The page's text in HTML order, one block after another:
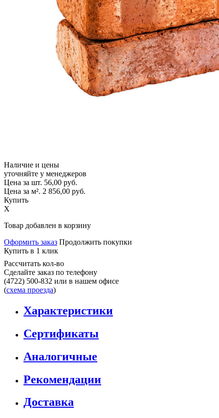
Наличие и цены
уточняйте у менеджеров
Цена за шт. 56,00 руб.
Цена за м². 2 856,00 руб.
Купить
X
Товар добавлен в корзину
Оформить заказ Продолжить покупки
Купить в 1 клик
Рассчитать кол-во
Сделайте заказ по телефону
(4722) 500-832 или в нашем офисе
(схема проезда)
Характеристики
Сертификаты
Аналогичные
Рекомендации
Доставка